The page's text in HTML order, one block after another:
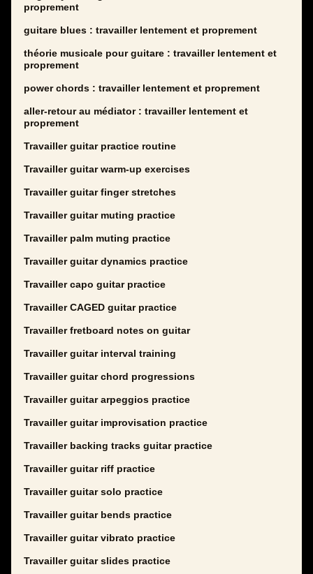
proprement
guitare blues : travailler lentement et proprement
théorie musicale pour guitare : travailler lentement et
proprement
power chords : travailler lentement et proprement
aller-retour au médiator : travailler lentement et
proprement
Travailler guitar practice routine
Travailler guitar warm-up exercises
Travailler guitar finger stretches
Travailler guitar muting practice
Travailler palm muting practice
Travailler guitar dynamics practice
Travailler capo guitar practice
Travailler CAGED guitar practice
Travailler fretboard notes on guitar
Travailler guitar interval training
Travailler guitar chord progressions
Travailler guitar arpeggios practice
Travailler guitar improvisation practice
Travailler backing tracks guitar practice
Travailler guitar riff practice
Travailler guitar solo practice
Travailler guitar bends practice
Travailler guitar vibrato practice
Travailler guitar slides practice